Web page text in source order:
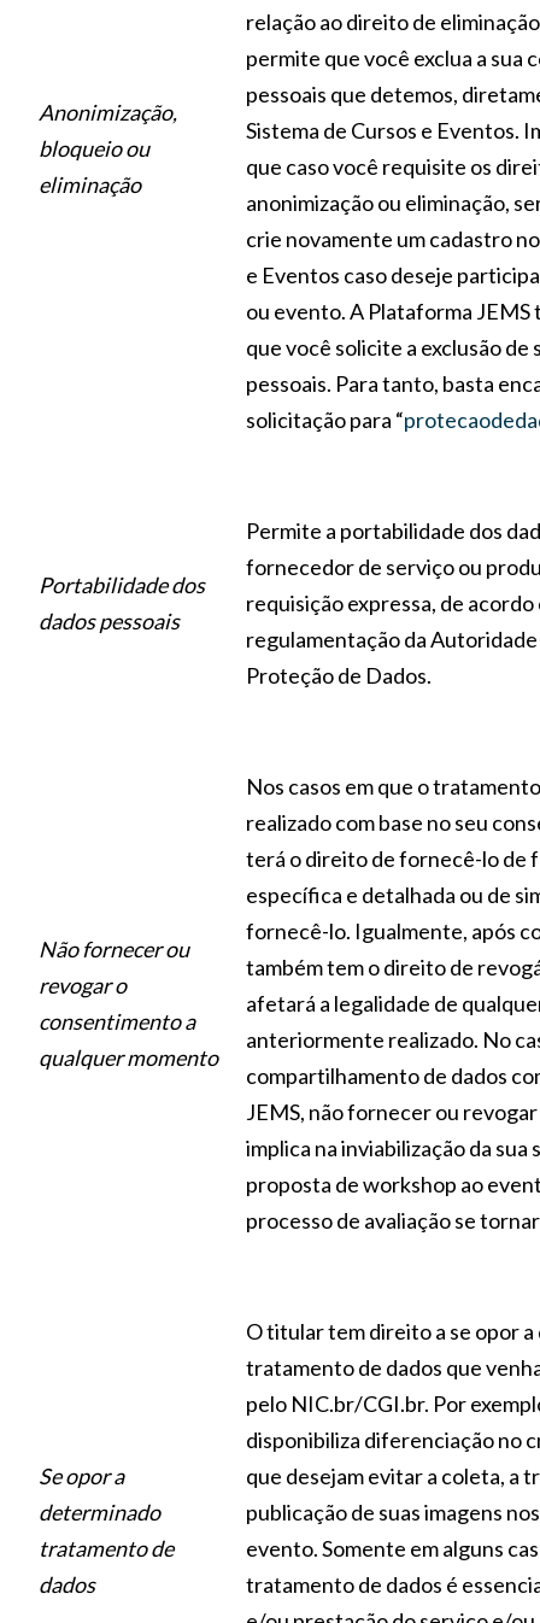
Anonimização,
bloqueio ou
eliminação
relação ao direito de
permite que você exclua a sua
pessoais que detemos,
Sistema de Cursos e Eventos.
que caso você requisite os
anonimização ou eliminação,
crie novamente um cadastro
e Eventos caso deseje
ou evento. A Plataforma
que você solicite a exclusão de
pessoais. Para tanto, basta
solicitação para “
Portabilidade dos
dados pessoais
Permite a portabilidade dos
fornecedor de serviço ou
requisição expressa, de acordo
regulamentação da
Proteção de Dados.
Não fornecer ou
revogar o
consentimento a
qualquer momento
Nos casos em que o
realizado com base no seu
terá o direito de fornecê-lo de
específica e detalhada ou de
fornecê-lo. Igualmente, após
também tem o direito de
afetará a legalidade de
anteriormente realizado. No
compartilhamento de dados
JEMS, não fornecer ou
implica na inviabilização da sua
proposta de workshop ao
processo de avaliação se
Se opor a
determinado
tratamento de
dados
O titular tem direito a se opor
tratamento de dados que
pelo NIC.br/CGI.br. Por
disponibiliza diferenciação no
que desejam evitar a coleta, a
publicação de suas imagens
evento. Somente em alguns
tratamento de dados é